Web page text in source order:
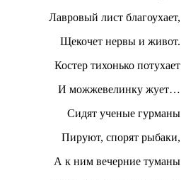
Лавровый лист благоухает,
Щекочет нервы и живот.
Костер тихонько потухает
И можжевелинку жует…
Сидят ученые гурманы
Пируют, спорят рыбаки,
А к ним вечерние туманы